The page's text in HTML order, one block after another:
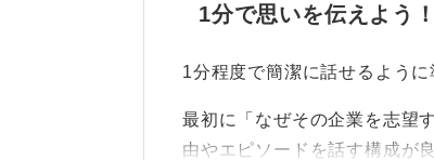
1分で思いを伝えよう
1分程度で簡潔に話せるよう
最初に「なぜその企業を志望
由やエピソードを話す構成が